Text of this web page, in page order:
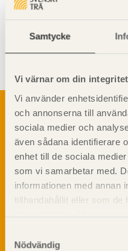
Samtycke
Vi värnar om din integritet
Vi använder
och annonserna till
sociala medier och
även sådana identifierare
enhet till de sociala
som vi samarbetar med.
informationen med annan
tillhandahållit eller som de
Nödvändig
Kompletterande
Syftet med rillning av
undergolv i bjälklag.
Svenskt Träs
sågverksnärings
beskriva träprodukter
egenskaper.